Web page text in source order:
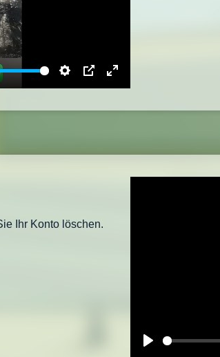
Settings
PIP Enter
Ihr Konto löschen.